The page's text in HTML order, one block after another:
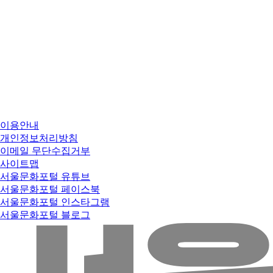
이용안내
개인정보처리방침
이메일 무단수집거부
사이트맵
서울문화포털 유튜브
서울문화포털 페이스북
서울문화포털 인스타그램
서울문화포털 블로그